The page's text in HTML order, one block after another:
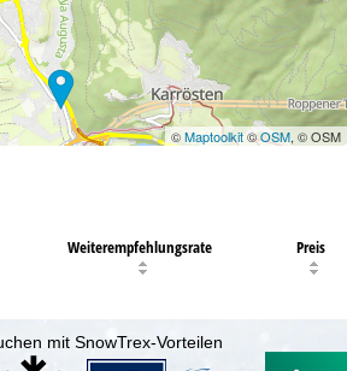
©Maptoolkit©OSM, © OSM
Weiterempfehlungsrate Preis
mit SnowTrex-Vorteilen